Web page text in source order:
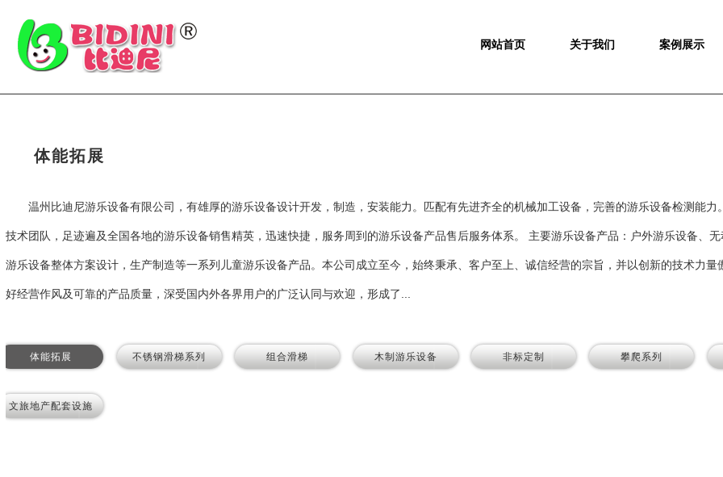
网站首页 关于我们 案例展示
体能拓展
温州比迪尼游乐设备有限公司，有雄厚的游乐设备设计开发，制造，安装能力。匹配有先进齐全的机械加工设备，完善的游乐设备检测能
技术团队，足迹遍及全国各地的游乐设备销售精英，迅速快捷，服务周到的游乐设备产品售后服务体系。 主要游乐设备产品：户外游乐设备、
游乐设备整体方案设计，生产制造等一系列儿童游乐设备产品。本公司成立至今，始终秉承、客户至上、诚信经营的宗旨，并以创新的技术力
好经营作风及可靠的产品质量，深受国内外各界用户的广泛认同与欢迎，形成了...
体能拓展 不锈钢滑梯系列 组合滑梯 木制游乐设备 非标定制 攀爬系列
文旅地产配套设施